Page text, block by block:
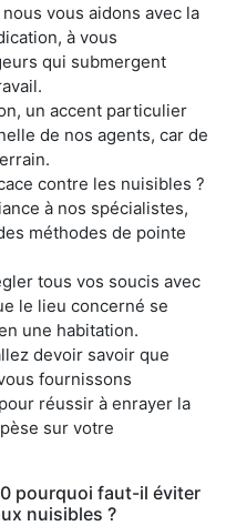
vous aidons avec la
à vous
qui submergent
un accent particulier
de nos agents, car de
contre les nuisibles ?
à nos spécialistes,
méthodes de pointe
tous vos soucis avec
le lieu concerné se
une habitation.
devoir savoir que
fournissons
réussir à enrayer la
sur votre
pourquoi faut-il éviter
nuisibles ?